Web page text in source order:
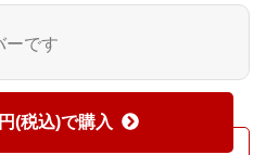
ーです
(税込)で購入